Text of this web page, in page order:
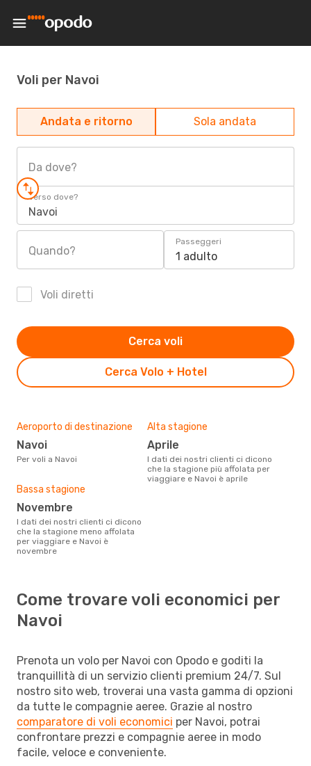
Voli per Navoi
Andata e ritorno Sola andata
Da dove?
Verso dove?
Navoi
Quando?
Passeggeri
1 adulto
Voli diretti
Cerca Volo + Hotel
Cerca voli
Aeroporto di destinazione
Navoi
Per voli a Navoi
Alta stagione
aprile
I dati dei nostri clienti ci dicono
che la stagione più affolata per
viaggiare e Navoi è aprile
Bassa stagione
novembre
I dati dei nostri clienti ci dicono
che la stagione meno affolata
per viaggiare e Navoi è
novembre
Come trovare voli economici per
Navoi
Prenota un volo per Navoi con Opodo e goditi la
tranquillità di un servizio clienti premium 24/7. Sul
nostro sito web, troverai una vasta gamma di opzioni
da tutte le compagnie aeree. Grazie al nostro
comparatore di voli economici per Navoi, potrai
confrontare prezzi e compagnie aeree in modo
facile, veloce e conveniente.